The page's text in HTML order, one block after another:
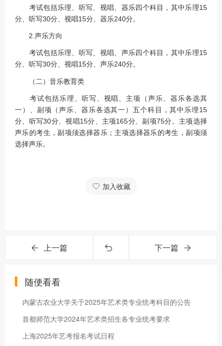
考试包括乐理、听写、视唱、器乐四个科目，其中乐理15
分、听写30分、视唱15分、器乐240分。
2.声乐方向
考试包括乐理、听写、视唱、声乐四个科目，其中乐理15
分、听写30分、视唱15分、声乐240分。
（二）音乐教育类
考试包括乐理、听写、视唱、主项（声乐、器乐各选其
一）、副项（声乐、器乐各选其一）五个科目，其中乐理15
分、听写30分、视唱15分、主项165分、副项75分。主项选择
声乐的考生，副项须选择器乐；主项选择器乐的考生，副项须
选择声乐。
加入收藏
上一篇 下一篇
随便看看
内蒙古农业大学关于2025年艺术类专业统考科目的公告
首都师范大学2024年艺术类招生各专业统考要求
上海2025年艺考报名考试日程